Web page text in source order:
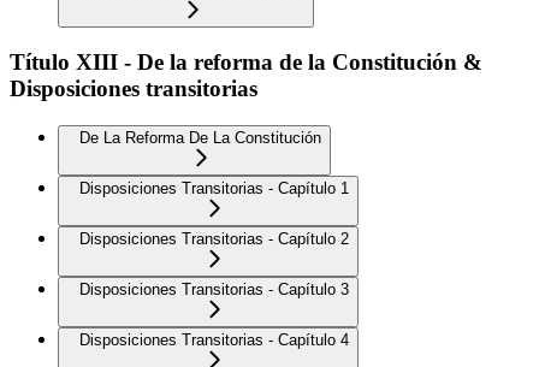
Título XIII - De la reforma de la Constitución &
Disposiciones transitorias
De La Reforma De La Constitución
Disposiciones Transitorias - Capítulo 1
Disposiciones Transitorias - Capítulo 2
Disposiciones Transitorias - Capítulo 3
Disposiciones Transitorias - Capítulo 4